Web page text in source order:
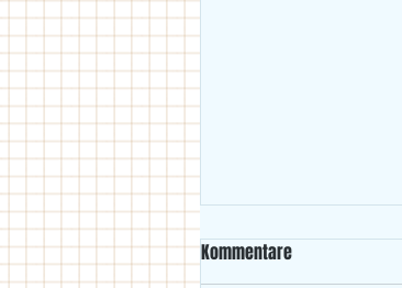
Kommentare